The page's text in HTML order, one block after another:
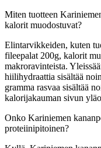
Miten tuotteen
kalorit muodostuvat?
Elintarvikkeiden, kuten
fileepalat 200g, kalorit
makroravinteista.
hiilihydraattia sisältää
gramma rasvaa sisältää
kalorijakauman sivun
Onko Kariniemen
proteiinipitoinen?